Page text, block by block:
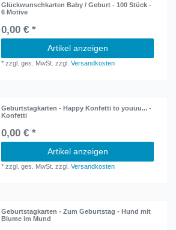
Glückwunschkarten Baby / Geburt - 100 Stück -
6 Motive
0,00 € *
Artikel anzeigen
*zzgl. ges. MwSt. zzgl.Versandkosten
Geburtstagkarten - Happy Konfetti to youuu... -
Konfetti
0,00 € *
Artikel anzeigen
*zzgl. ges. MwSt. zzgl.Versandkosten
Geburtstagkarten - Zum Geburtstag - Hund mit
Blume im Mund